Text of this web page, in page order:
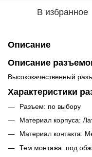
В избранное
Описание
Описание
Высококачественный
Характеристики
Разъем: по выбору
Материал корпуса:
Материал контакта:
Тем монтажа: под